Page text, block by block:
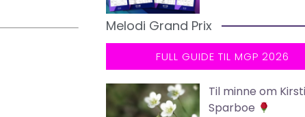
Melodi Grand Prix
FULL GUIDE TIL MGP 2026
Til minne om Kirsti
Sparboe